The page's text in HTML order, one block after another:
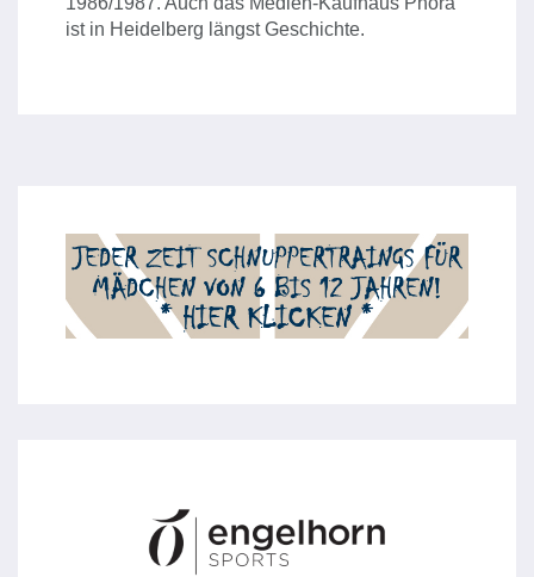
ist in Heidelberg längst Geschichte.